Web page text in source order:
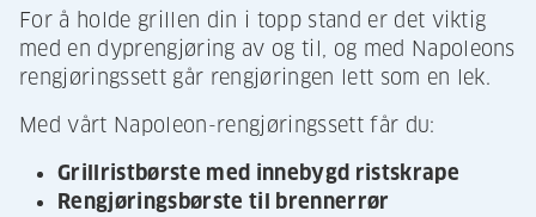
For å holde grillen din i topp stand er det viktig
med en dyprengjøring av og til, og med Napoleons
rengjøringssett går rengjøringen lett som en lek.
Med vårt Napoleon-rengjøringssett får du:
Grillristbørste med innebygd ristskrape
Rengjøringsbørste til brennerrør